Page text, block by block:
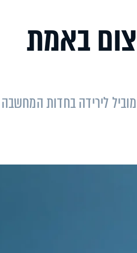
באמת
לירידה בחדות המחשבה